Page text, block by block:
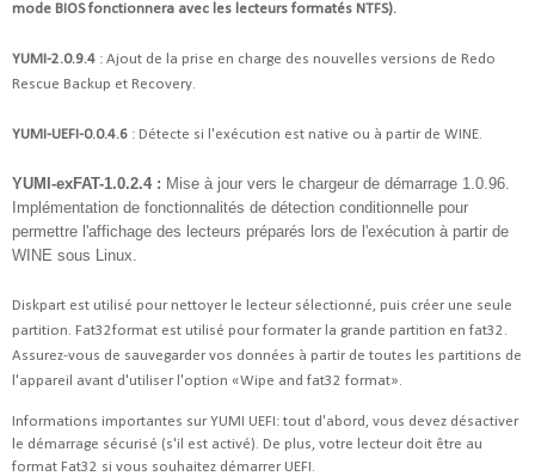
mode BIOS fonctionnera avec les lecteurs formatés NTFS).
YUMI-2.0.9.4 : Ajout de la prise en charge des nouvelles versions de Redo
Rescue Backup et Recovery.
YUMI-UEFI-0.0.4.6 : Détecte si l'exécution est native ou à partir de WINE.
YUMI-exFAT-1.0.2.4 : Mise à jour vers le chargeur de démarrage 1.0.96.
Implémentation de fonctionnalités de détection conditionnelle pour
permettre l'affichage des lecteurs préparés lors de l'exécution à partir de
WINE sous Linux.
Diskpart est utilisé pour nettoyer le lecteur sélectionné, puis créer une seule
partition. Fat32format est utilisé pour formater la grande partition en fat32.
Assurez-vous de sauvegarder vos données à partir de toutes les partitions de
l'appareil avant d'utiliser l'option «Wipe and fat32 format».
Informations importantes sur YUMI UEFI: tout d'abord, vous devez désactiver
le démarrage sécurisé (s'il est activé). De plus, votre lecteur doit être au
format Fat32 si vous souhaitez démarrer UEFI.